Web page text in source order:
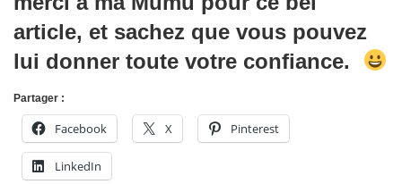
article, et sachez que vous pouvez
lui donner toute votre confiance.
Partager :
Facebook X Pinterest
LinkedIn